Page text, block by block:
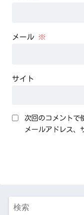
メール ※
サイト
次回のコメントで
メールアドレス、